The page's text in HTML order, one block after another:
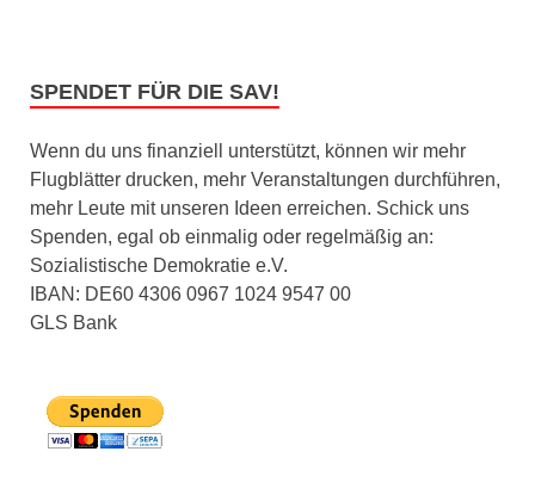
SPENDET FÜR DIE SAV!
Wenn du uns finanziell unterstützt, können wir mehr
Flugblätter drucken, mehr Veranstaltungen durchführen,
mehr Leute mit unseren Ideen erreichen. Schick uns
Spenden, egal ob einmalig oder regelmäßig an:
Sozialistische Demokratie e.V.
IBAN: DE60 4306 0967 1024 9547 00
GLS Bank